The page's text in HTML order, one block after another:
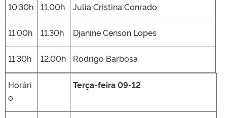
10:30h 11.00h Julia Cristina Conrado
11:00h 11.30h Djanine Censon Lopes
11:30h 12.00h Rodrigo Barbosa
Horári
o
Terça-feira 09-12